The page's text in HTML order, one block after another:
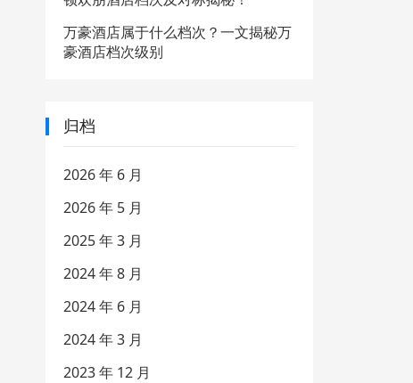
万豪酒店属于什么档次？一文揭秘万
豪酒店档次级别
归档
2026 年 6 月
2026 年 5 月
2025 年 3 月
2024 年 8 月
2024 年 6 月
2024 年 3 月
2023 年 12 月